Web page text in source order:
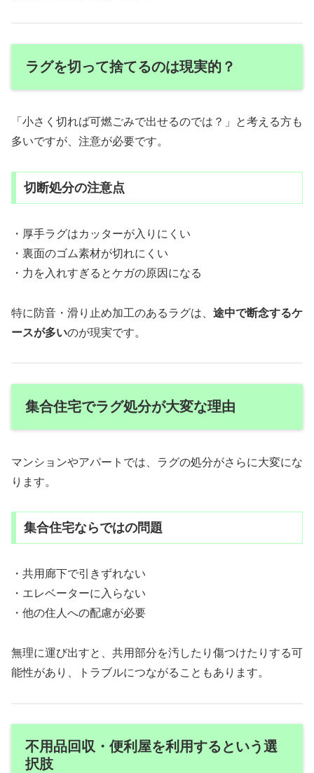
ラグを切って捨てるのは現実的？
「小さく切れば可燃ごみで出せるのでは？」と考える方も
多いですが、注意が必要です。
切断処分の注意点
・厚手ラグはカッターが入りにくい
・裏面のゴム素材が切れにくい
・力を入れすぎるとケガの原因になる
特に防音・滑り止め加工のあるラグは、 途中で断念するケ
ースが多いのが現実です。
集合住宅でラグ処分が大変な理由
マンションやアパートでは、ラグの処分がさらに大変にな
ります。
集合住宅ならではの問題
・共用廊下で引きずれない
・エレベーターに入らない
・他の住人への配慮が必要
無理に運び出すと、共用部分を汚したり傷つけたりする可
能性があり、トラブルにつながることもあります。
不用品回収・便利屋を利用するという選
択肢